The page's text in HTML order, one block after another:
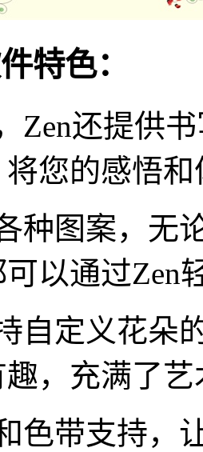
特色：
Zen还提供
您的感悟
种图案，无
以通过Zen
自定义花朵
，充满了
色带支持，